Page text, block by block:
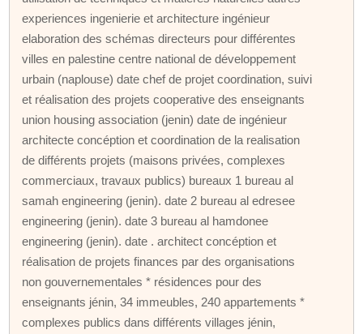
experiences ingenierie et architecture ingénieur
elaboration des schémas directeurs pour différentes
villes en palestine centre national de développement
urbain (naplouse) date chef de projet coordination, suivi
et réalisation des projets cooperative des enseignants
union housing association (jenin) date de ingénieur
architecte concéption et coordination de la realisation
de différents projets (maisons privées, complexes
commerciaux, travaux publics) bureaux 1 bureau al
samah engineering (jenin). date 2 bureau al edresee
engineering (jenin). date 3 bureau al hamdonee
engineering (jenin). date . architect concéption et
réalisation de projets finances par des organisations
non gouvernementales * résidences pour des
enseignants jénin, 34 immeubles, 240 appartements *
complexes publics dans différents villages jénin,